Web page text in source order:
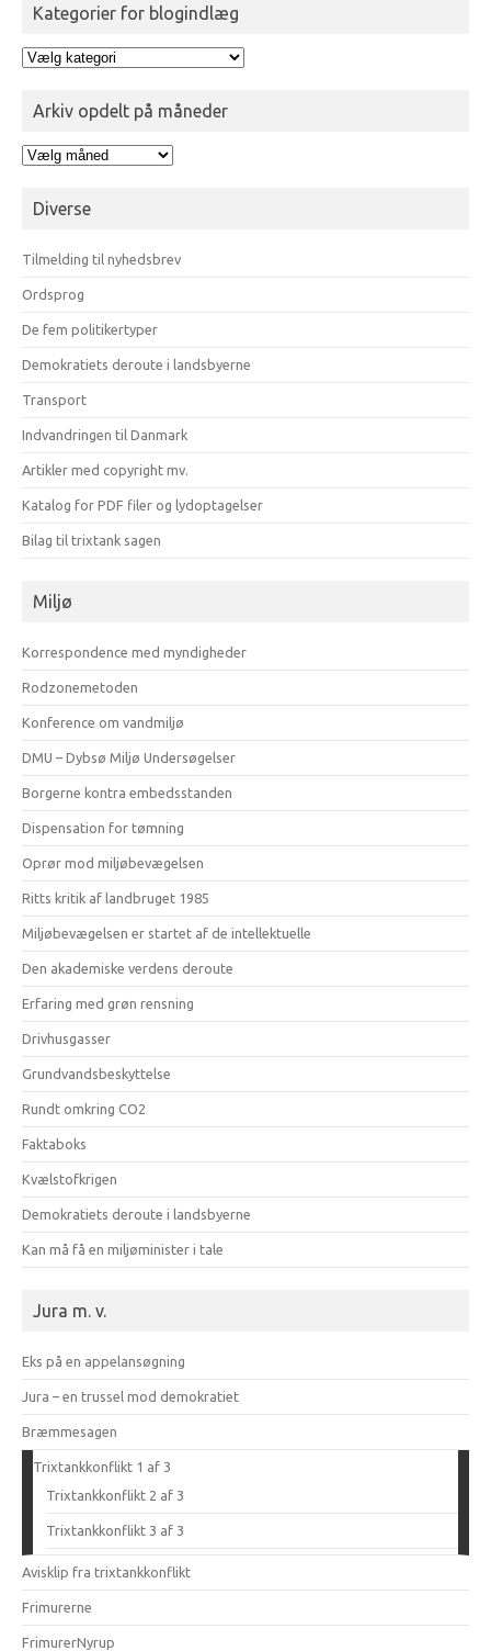
Kategorier for blogindlæg
Kategorier
Arkiv opdelt på måneder
Arkiv
måneder
Diverse
Tilmelding til nyhedsbrev
Ordsprog
De fem politikertyper
Demokratiets deroute i landsbyerne
Transport
Indvandringen til Danmark
Artikler med copyright mv.
Katalog for PDF filer og lydoptagelser
Bilag til trixtank sagen
Miljø
Korrespondence med myndigheder
Rodzonemetoden
Konference om vandmiljø
DMU – Dybsø Miljø Undersøgelser
Borgerne kontra embedsstanden
Dispensation for tømning
Oprør mod miljøbevægelsen
Ritts kritik af landbruget 1985
Miljøbevægelsen er startet af de intellektuelle
Den akademiske verdens deroute
Erfaring med grøn rensning
Drivhusgasser
Grundvandsbeskyttelse
Rundt omkring CO2
Faktaboks
Kvælstofkrigen
Demokratiets deroute i landsbyerne
Kan må få en miljøminister i tale
Jura m. v.
Eks på en appelansøgning
Jura – en trussel mod demokratiet
Bræmmesagen
Trixtankkonflikt 1 af 3
Trixtankkonflikt 2 af 3
Trixtankkonflikt 3 af 3
Avisklip fra trixtankkonflikt
Frimurerne
FrimurerNyrup